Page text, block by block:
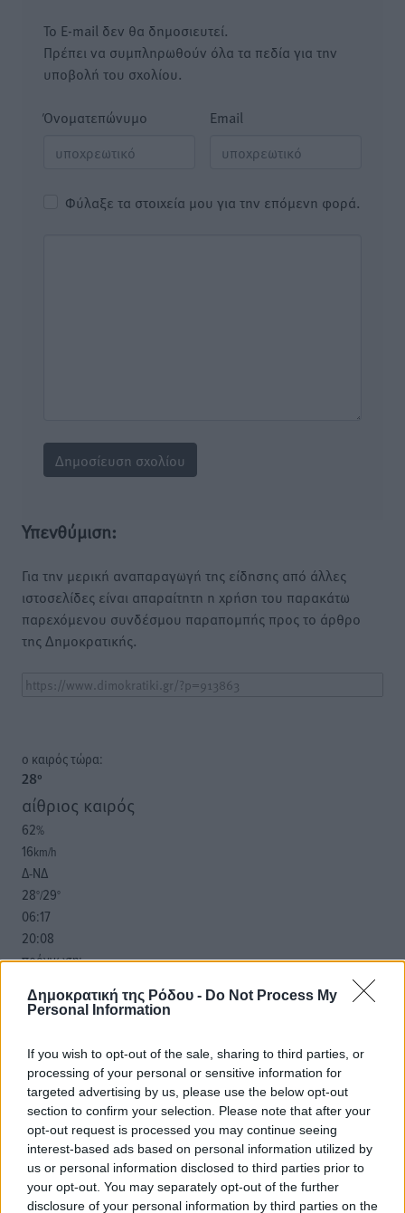
Δημοκρατική της Ρόδου - Do Not Process My
Personal Information
If you wish to opt-out of the sale, sharing to third parties, or
processing of your personal or sensitive information for
targeted advertising by us, please use the below opt-out
section to confirm your selection. Please note that after your
opt-out request is processed you may continue seeing
interest-based ads based on personal information utilized by
us or personal information disclosed to third parties prior to
your opt-out. You may separately opt-out of the further
disclosure of your personal information by third parties on the
Το E-mail δεν θα δημοσιευτεί.
Πρέπει να συμπληρωθούν όλα τα πεδία για την
υποβολή του σχολίου.
Όνοματεπώνυμο Email
Φύλαξε τα στοιχεία μου για την επόμενη φορά.
Υπενθύμιση:
Για την μερική αναπαραγωγή της είδησης από άλλες
ιστοσελίδες είναι απαραίτητη η χρήση του παρακάτω
παρεχόμενου συνδέσμου παραπομπής προς το άρθρο
της Δημοκρατικής.
o καιρός τώρα:
28°
αίθριος καιρός
62%
16km/h
Δ-ΝΔ
28°/29°
06:17
20:08
πρόγνωση:
ΠΑ
ΣΑ
29°
ΚΥ
29°
ΔΕ